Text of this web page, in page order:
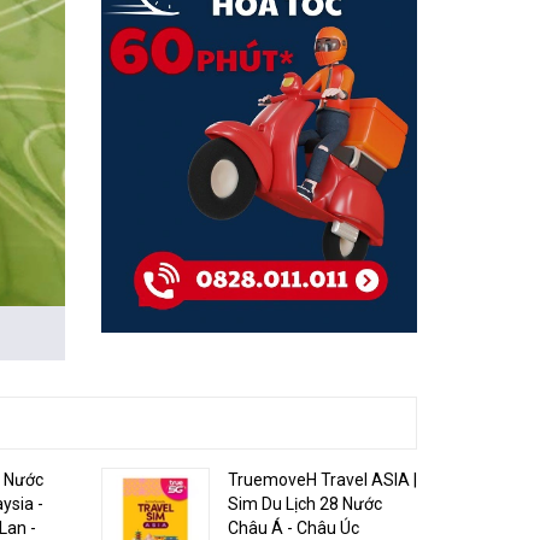
Nước
-
-
TruemoveH Travel ASIA |
Sim Du Lịch 28 Nước
Châu Á - Châu Úc